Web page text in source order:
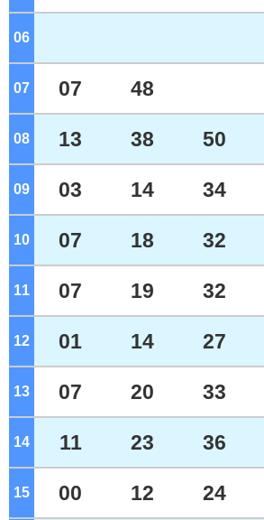
06
07 07 48
08 13 38 50
09 03 14 34
10 07 18 32
11 07 19 32
12 01 14 27
13 07 20 33
14 11 23 36
15 00 12 24